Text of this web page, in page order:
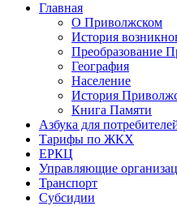
Главная
О Приволжском
История
Преобразование
География
Население
История
Книга Памяти
Азбука для
Тарифы по ЖКХ
ЕРКЦ
Управляющие
Транспорт
Субсидии